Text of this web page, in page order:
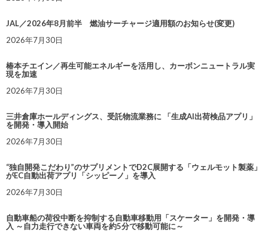
JAL／2026年8月前半 燃油サーチャージ適用額のお知らせ(変更)
2026年7月30日
椿本チエイン／再生可能エネルギーを活用し、カーボンニュートラル実
現を加速
2026年7月30日
三井倉庫ホールディングス、受託物流業務に 「生成AI出荷検品アプリ」
を開発・導入開始
2026年7月30日
“独自開発こだわり”のサプリメントでD2C展開する「ウェルモット製薬」
がEC自動出荷アプリ「シッピーノ」を導入
2026年7月30日
自動車船の荷役中断を抑制する自動車移動用「スケーター」を開発・導
入 ～自力走行できない車両を約5分で移動可能に～